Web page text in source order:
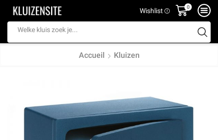
Wishlist 0
input
Accueil Kluizen